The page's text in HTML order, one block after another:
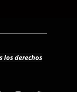
los derechos